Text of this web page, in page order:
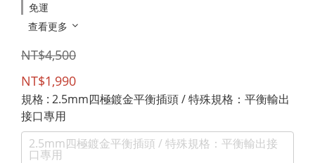
免運
查看更多
NT$4,500
NT$1,990
規格 : 2.5mm四極鍍金平衡插頭 / 特殊規格：平衡輸出
接口專用
2.5mm四極鍍金平衡插頭 / 特殊規格：平衡輸出接
口專用